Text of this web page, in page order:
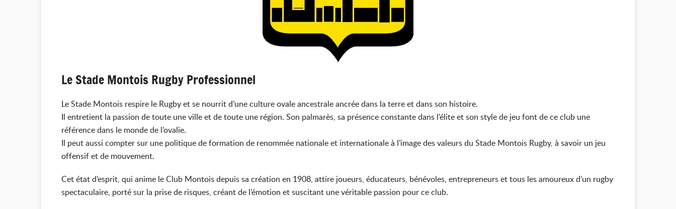
Le Stade Montois Rugby Professionnel
Le Stade Montois respire le Rugby et se nourrit d’une culture ovale ancestrale ancrée dans la terre et dans son histoire.
Il entretient la passion de toute une ville et de toute une région. Son palmarès, sa présence constante dans l’élite et son style de jeu font de ce club une
référence dans le monde de l’ovalie.
Il peut aussi compter sur une politique de formation de renommée nationale et internationale à l’image des valeurs du Stade Montois Rugby, à savoir un jeu
offensif et de mouvement.
Cet état d’esprit, qui anime le Club Montois depuis sa création en 1908, attire joueurs, éducateurs, bénévoles, entrepreneurs et tous les amoureux d’un rugby
spectaculaire, porté sur la prise de risques, créant de l’émotion et suscitant une véritable passion pour ce club.